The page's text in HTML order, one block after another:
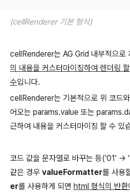
(cellRenderer 기본 형식)
cellRenderer는 AG Grid 내부적으로
의 내용을 커스터마이징하여 렌더링
수입니다.
cellRenderer는 기본적으로 위 코드
어오는 params.value 또는
근하여 내용을 커스터마이징 할 수 있
코드 값을 문자열로 바꾸는 등('01' ->
같은 경우 valueFormatter를 사용
er를 사용하게 되면 html 형식의 반환